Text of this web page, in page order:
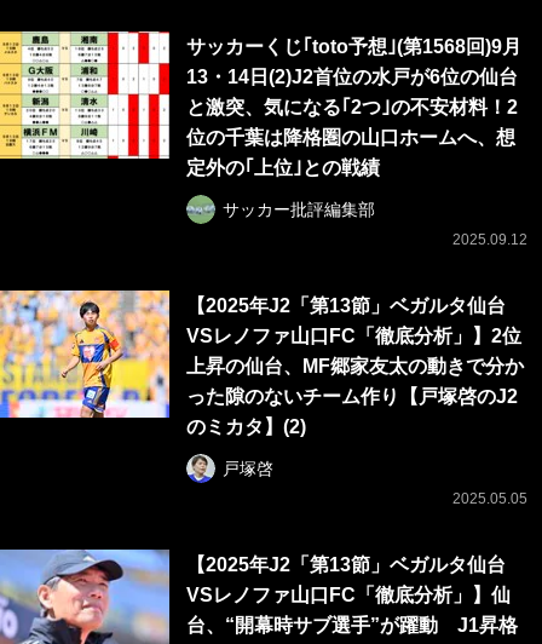
サッカーくじ｢toto予想｣(第1568回)9月
13・14日(2)J2首位の水戸が6位の仙台
と激突、気になる｢2つ｣の不安材料！2
位の千葉は降格圏の山口ホームへ、想
定外の｢上位｣との戦績
サッカー批評編集部
2025.09.12
【2025年J2「第13節」ベガルタ仙台
VSレノファ山口FC「徹底分析」】2位
上昇の仙台、MF郷家友太の動きで分か
った隙のないチーム作り【戸塚啓のJ2
のミカタ】(2)
戸塚啓
2025.05.05
【2025年J2「第13節」ベガルタ仙台
VSレノファ山口FC「徹底分析」】仙
台、“開幕時サブ選手”が躍動 J1昇格